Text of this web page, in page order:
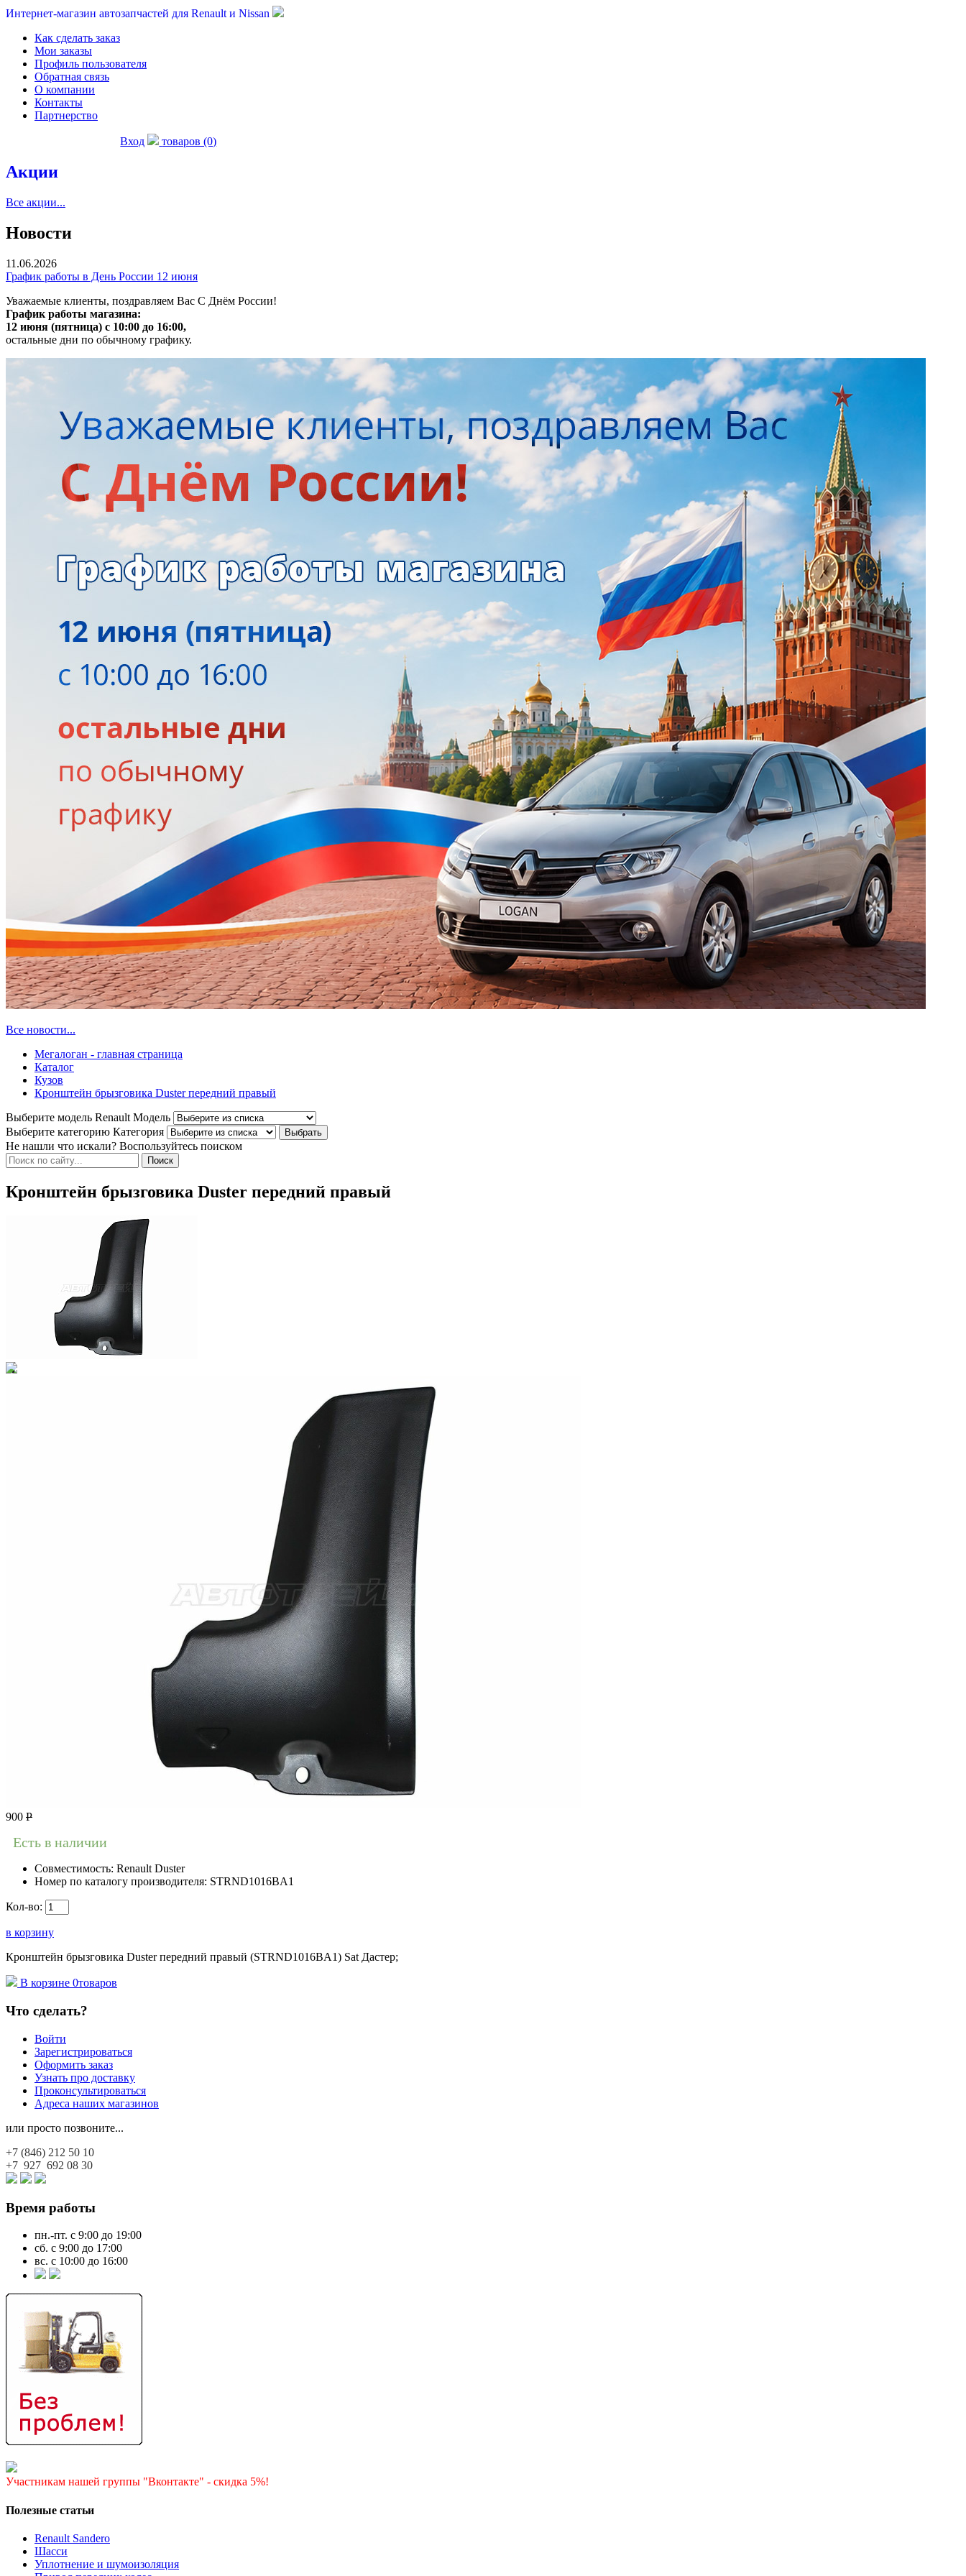
Интернет-магазин автозапчастей для Renault и Nissan
Как сделать заказ
Мои заказы
Профиль пользователя
Обратная связь
О компании
Контакты
Партнерство
Вход товаров (0)
Акции
Все акции...
Новости
11.06.2026
График работы в День России 12 июня
Уважаемые клиенты, поздравляем Вас С Днём России!
График работы магазина:
12 июня (пятница) с 10:00 до 16:00,
остальные дни по обычному графику.
Все новости...
Мегалоган - главная страница
Каталог
Кузов
Кронштейн брызговика Duster передний правый
Выберите модель Renault Модель
Выберите категорию Категория
Не нашли что искали? Воспользуйтесь поиском
Кронштейн брызговика Duster передний правый
900 Р
Есть в наличии
Совместимость: Renault Duster
Номер по каталогу производителя: STRND1016BA1
Кол-во:
в корзину
Кронштейн брызговика Duster передний правый (STRND1016BA1) Sat Дастер;
В корзине 0товаров
Что сделать?
Войти
Зарегистрироваться
Оформить заказ
Узнать про доставку
Проконсультироваться
Адреса наших магазинов
или просто позвоните...
+7 (846) 212 50 10
+7 927 692 08 30
Время работы
пн.-пт. с 9:00 до 19:00
сб. с 9:00 до 17:00
вс. с 10:00 до 16:00
Участникам нашей группы "Вконтакте" - скидка 5%!
Полезные статьи
Renault Sandero
Шасси
Уплотнение и шумоизоляция